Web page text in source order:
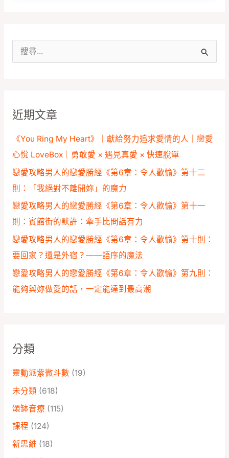
字
近期文章
《You Ring My Heart》｜獻給努力追求愛情的人｜戀愛
心悅 LoveBox｜勇敢愛 × 遇見真愛 × 快速脫單
戀愛攻略男人的戀愛勝經《第6章：令人歡愉》第十二
則：「我絕對不離開妳」的魔力
戀愛攻略男人的戀愛勝經《第6章：令人歡愉》第十一
則：賓館街的默許：牽手比問話有力
戀愛攻略男人的戀愛勝經《第6章：令人歡愉》第十則：
要回家？還是外宿？——語序的魔法
戀愛攻略男人的戀愛勝經《第6章：令人歡愉》第九則：
能夠與妳做愛的話，一定能達到最高潮
分類
靈動派紫微斗數 (19)
未分類 (618)
頌缽音療 (115)
課程 (124)
新思維 (18)